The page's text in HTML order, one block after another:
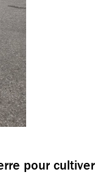
pour cultiver